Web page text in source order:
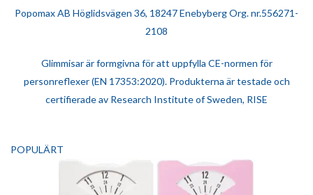
Popomax AB Höglidsvägen 36, 18247 Enebyberg Org. nr.556271-
2108
Glimmisar är formgivna för att uppfylla CE-normen för
personreflexer (EN 17353:2020). Produkterna är testade och
certifierade av Research Institute of Sweden, RISE
POPULÄRT